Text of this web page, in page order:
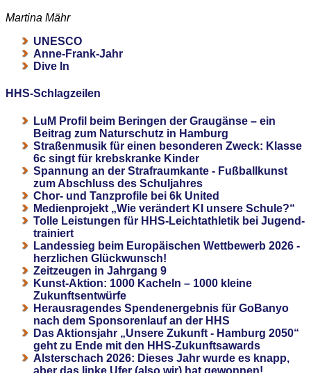
Martina Mähr
UNESCO
Anne-Frank-Jahr
Dive In
HHS-Schlagzeilen
LuM Profil beim Beringen der Graugänse – ein
Beitrag zum Naturschutz in Hamburg
Straßenmusik für einen besonderen Zweck: Klasse
6c singt für krebskranke Kinder
Spannung an der Strafraumkante - Fußballkunst
zum Abschluss des Schuljahres
Chor- und Tanzprofile bei 6k United
Medienprojekt „Wie verändert KI unsere Schule?“
Tolle Leistungen für HHS-Leichtathletik bei Jugend-
trainiert
Landessieg beim Europäischen Wettbewerb 2026 -
herzlichen Glückwunsch!
Zeitzeugen in Jahrgang 9
Kunst-Aktion: 1000 Kacheln – 1000 kleine
Zukunftsentwürfe
Herausragendes Spendenergebnis für GoBanyo
nach dem Sponsorenlauf an der HHS
Das Aktionsjahr „Unsere Zukunft - Hamburg 2050“
geht zu Ende mit den HHS-Zukunftsawards
Alsterschach 2026: Dieses Jahr wurde es knapp,
aber das linke Ufer (also wir) hat gewonnen!